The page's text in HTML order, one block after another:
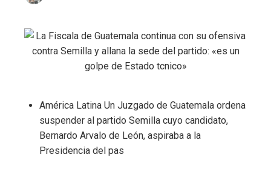
América Latina Un Juzgado de Guatemala ordena
suspender al partido Semilla cuyo candidato,
Bernardo Arvalo de León, aspiraba a la
Presidencia del pas